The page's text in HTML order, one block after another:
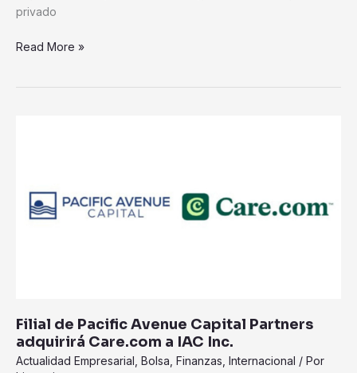
privado
Read More »
Filial de Pacific Avenue Capital Partners
adquirirá Care.com a IAC Inc.
Actualidad Empresarial Bolsa Finanzas Internacional / Por
Capital
Partners